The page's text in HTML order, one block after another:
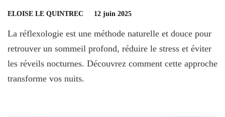
ELOISE LE QUINTREC 12 juin 2025
La réflexologie est une méthode naturelle et douce pour
retrouver un sommeil profond, réduire le stress et éviter
les réveils nocturnes. Découvrez comment cette approche
transforme vos nuits.